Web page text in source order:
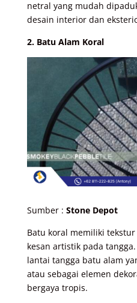
netral yang mudah
desain interior dan
2. Batu Alam Koral
Sumber : Stone Depot
Batu koral memiliki
kesan artistik pada
lantai tangga batu alam
atau sebagai elemen
bergaya tropis.